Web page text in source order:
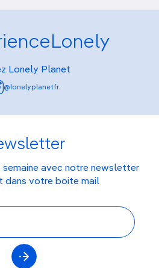
Lonely Planet
@lonelyplanetfr
semaine avec notre newsletter
dans votre boite mail